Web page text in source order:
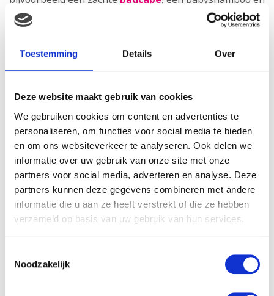
Toestemming Details Over
Deze website maakt gebruik van cookies
We gebruiken cookies om content en advertenties te
personaliseren, om functies voor social media te bieden
en om ons websiteverkeer te analyseren. Ook delen we
informatie over uw gebruik van onze site met onze
partners voor social media, adverteren en analyse. Deze
partners kunnen deze gegevens combineren met andere
informatie die u aan ze heeft verstrekt of die ze hebben
verzameld op basis van uw gebruik van hun services.
Noodzakelijk
een badeendje tot een compleet badpakketje. Of kies
voor een pyjama, een knuffel en een voorleesboekje
Vraag of er een wensenlijst is
Steeds vaker maken ouders gebruik van een
babyuitzetlijst of wensenlijst. Het is geen faux pas om
hiernaar te vragen – integendeel. Zo weet je zeker dat
je iets geeft waar behoefte aan is, en voorkom je
dubbele cadeaus.
Geef een herinnering
Soms zit het mooiste cadeau niet in speelgoed of
kleding, maar in een herinnering. Een invulboek waarin
tijdcapsule-doos zijn originele cadeaus met emotionele